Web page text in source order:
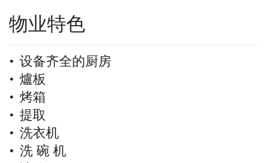
物业特色
设备齐全的厨房
爐板
烤箱
提取
洗衣机
洗 碗 机